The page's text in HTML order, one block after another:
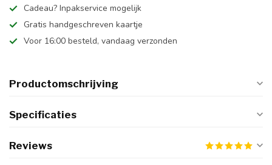
Cadeau? Inpakservice mogelijk
Gratis handgeschreven kaartje
Voor 16:00 besteld, vandaag verzonden
Productomschrijving
Specificaties
Reviews